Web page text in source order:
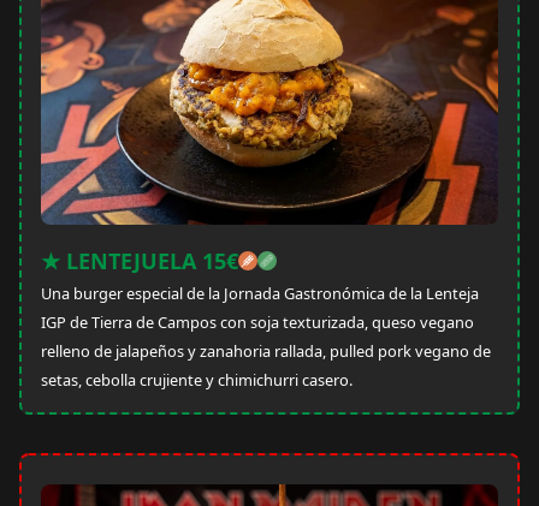
★ LENTEJUELA 15€
Una burger especial de la Jornada Gastronómica de la Lenteja
IGP de Tierra de Campos con soja texturizada, queso vegano
relleno de jalapeños y zanahoria rallada, pulled pork vegano de
setas, cebolla crujiente y chimichurri casero.